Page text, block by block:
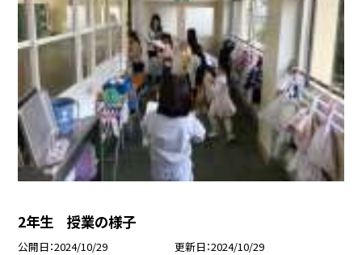
2年生 授業の様子
公開日 2024/10/29 更新日 2024/10/29